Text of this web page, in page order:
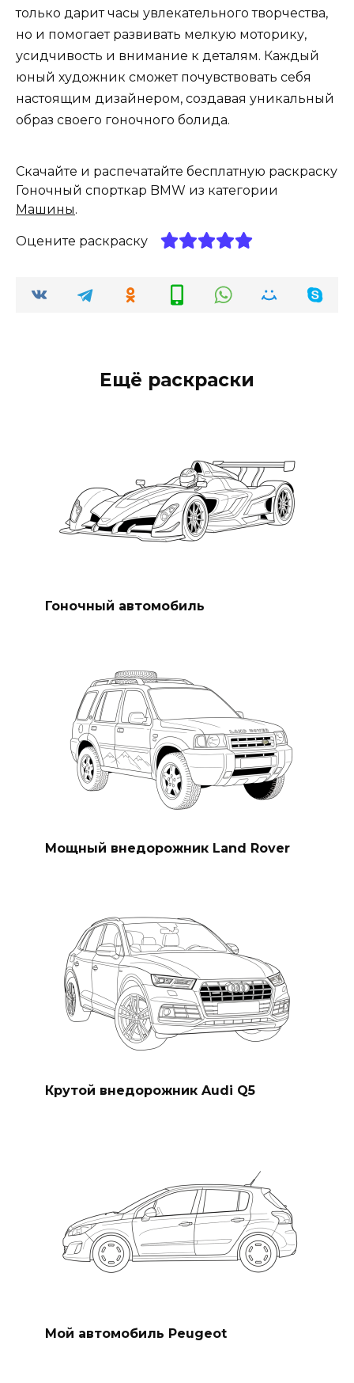
только дарит часы увлекательного творчества,
но и помогает развивать мелкую моторику,
усидчивость и внимание к деталям. Каждый
юный художник сможет почувствовать себя
настоящим дизайнером, создавая уникальный
образ своего гоночного болида.
Скачайте и распечатайте бесплатную раскраску
Гоночный спорткар BMW из категории
Машины.
Оцените раскраску
Ещё раскраски
Гоночный автомобиль
Мощный внедорожник Land Rover
Крутой внедорожник Audi Q5
Мой автомобиль Peugeot